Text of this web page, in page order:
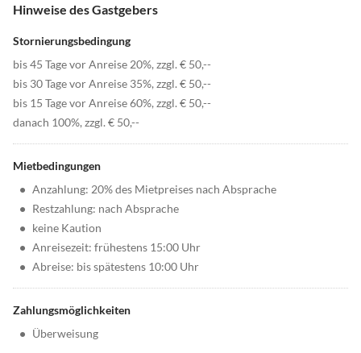
Hinweise des Gastgebers
Stornierungsbedingung
bis 45 Tage vor Anreise 20%, zzgl. € 50,--
bis 30 Tage vor Anreise 35%, zzgl. € 50,--
bis 15 Tage vor Anreise 60%, zzgl. € 50,--
danach 100%, zzgl. € 50,--
Mietbedingungen
• Anzahlung: 20% des Mietpreises nach Absprache
• Restzahlung: nach Absprache
• keine Kaution
• Anreisezeit: frühestens 15:00 Uhr
• Abreise: bis spätestens 10:00 Uhr
Zahlungsmöglichkeiten
• Überweisung